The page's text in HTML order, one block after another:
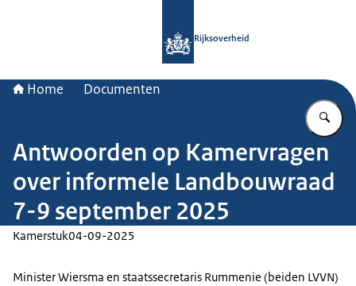
Rijksoverheid
Home Documenten
Antwoorden op Kamervragen
over informele Landbouwraad
7-9 september 2025
Kamerstuk04-09-2025
Minister Wiersma en staatssecretaris Rummenie (beiden LVVN)